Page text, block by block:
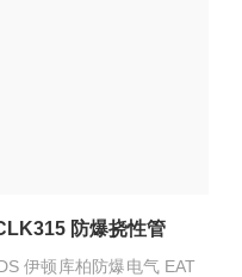
防爆挠性管
伊顿库柏防爆电气 EAT